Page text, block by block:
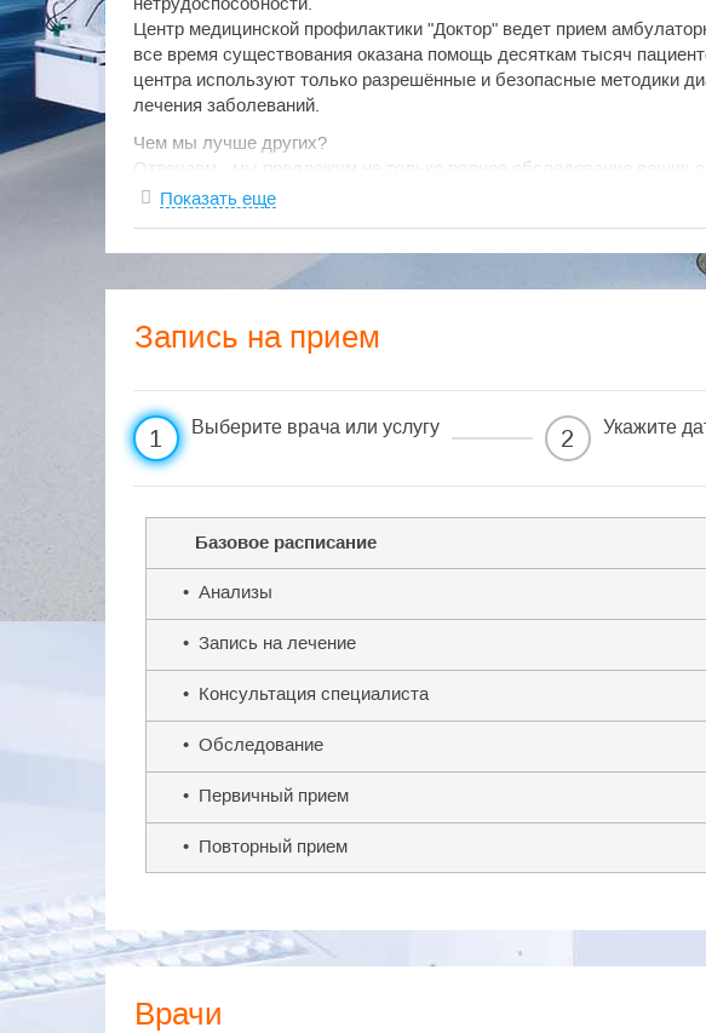
Центр медицинской профилактики "Доктор" ведет прием
все время существования оказана помощь десяткам тысяч
центра используют только разрешённые и безопасные методики
лечения заболеваний.
Чем мы лучше других?
Отвечаем - мы предложим не только полное обследование ваших
точном соответствии с Приказами Минздрава по невысоким ценам,
своевременно согласовать Заключительный Акт медосмотра. Мы
медосмотр у вас на предприятии или пригласим к нам в удобное
Показать еще
Запись на прием
1 Выберите врача или услугу 2 Укажите
Базовое расписание
• Анализы
• Запись на лечение
• Консультация специалиста
• Обследование
• Первичный прием
• Повторный прием
Врачи